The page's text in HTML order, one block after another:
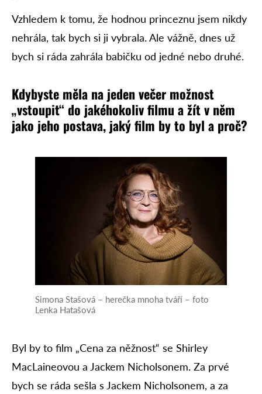
Vzhledem k tomu, že hodnou princeznu jsem nikdy
nehrála, tak bych si ji vybrala. Ale vážně, dnes už
bych si ráda zahrála babičku od jedné nebo druhé.
Kdybyste měla na jeden večer možnost
„vstoupit“ do jakéhokoliv filmu a žít v něm
jako jeho postava, jaký film by to byl a proč?
Simona Stašová – herečka mnoha tváří – foto
Lenka Hatašová
Byl by to film „Cena za něžnost“ se Shirley
MacLaineovou a Jackem Nicholsonem. Za prvé
bych se ráda sešla s Jackem Nicholsonem, a za